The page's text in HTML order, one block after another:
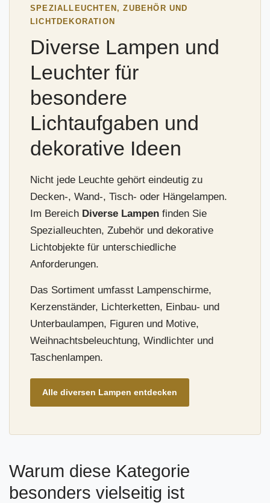
SPEZIALLEUCHTEN, ZUBEHÖR UND
LICHTDEKORATION
Diverse Lampen und
Leuchter für
besondere
Lichtaufgaben und
dekorative Ideen
Nicht jede Leuchte gehört eindeutig zu
Decken-, Wand-, Tisch- oder Hängelampen.
Im Bereich Diverse Lampen finden Sie
Spezialleuchten, Zubehör und dekorative
Lichtobjekte für unterschiedliche
Anforderungen.
Das Sortiment umfasst Lampenschirme,
Kerzenständer, Lichterketten, Einbau- und
Unterbaulampen, Figuren und Motive,
Weihnachtsbeleuchtung, Windlichter und
Taschenlampen.
Alle diversen Lampen entdecken
Warum diese Kategorie
besonders vielseitig ist